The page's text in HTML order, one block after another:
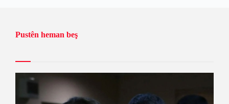
Pustên heman beş